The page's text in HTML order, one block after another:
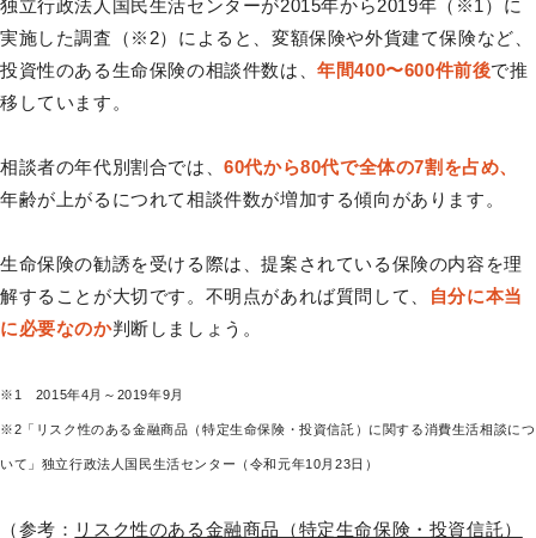
独立行政法人国民生活センターが2015年から2019年（※1）に
実施した調査（※2）によると、変額保険や外貨建て保険など、
投資性のある生命保険の相談件数は、年間400〜600件前後で推
移しています。
相談者の年代別割合では、60代から80代で全体の7割を占め、
年齢が上がるにつれて相談件数が増加する傾向があります。
生命保険の勧誘を受ける際は、提案されている保険の内容を理
解することが大切です。不明点があれば質問して、
自分に本当
に必要なのか判断しましょう。
※1 2015年4月～2019年9月
※2「リスク性のある金融商品（特定生命保険・投資信託）に関する消費生活相談につ
いて」独立行政法人国民生活センター（令和元年10月23日）
（参考： リスク性のある金融商品（特定生命保険・投資信託）